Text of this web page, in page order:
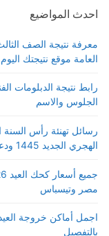
احدث المواضيع
العامة موقع نتيجتك
الجلوس والاسم
الهجري الجديد 1445 ودعاء العام الجديد
مصر وتيسباس
بالتفصيل